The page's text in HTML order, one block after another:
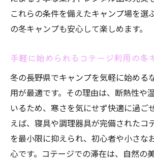
これらの条件を備えたキャンプ場を選
の冬キャンプも安心して楽しめます。
手軽に始められるコテージ利用の冬
冬の長野県でキャンプを気軽に始める
用が最適です。その理由は、断熱性や
いるため、寒さを気にせず快適に過ご
えば、寝具や調理器具が完備されたコ
を最小限に抑えられ、初心者や小さな
心です。コテージでの滞在は、自然の